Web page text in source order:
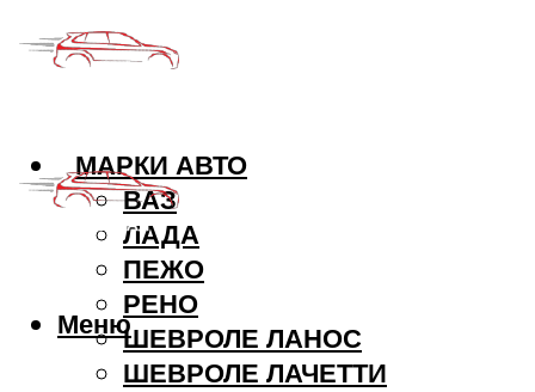
МАРКИ АВТО
ВАЗ
ЛАДА
ПЕЖО
РЕНО
ШЕВРОЛЕ ЛАНОС
ШЕВРОЛЕ ЛАЧЕТТИ
Меню